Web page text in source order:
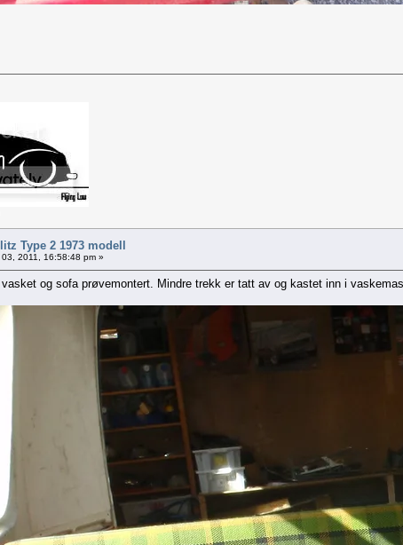
Type 2 1973 modell
2011, 16:58:48 pm »
vasket og sofa prøvemontert. Mindre trekk er tatt av og kastet inn i